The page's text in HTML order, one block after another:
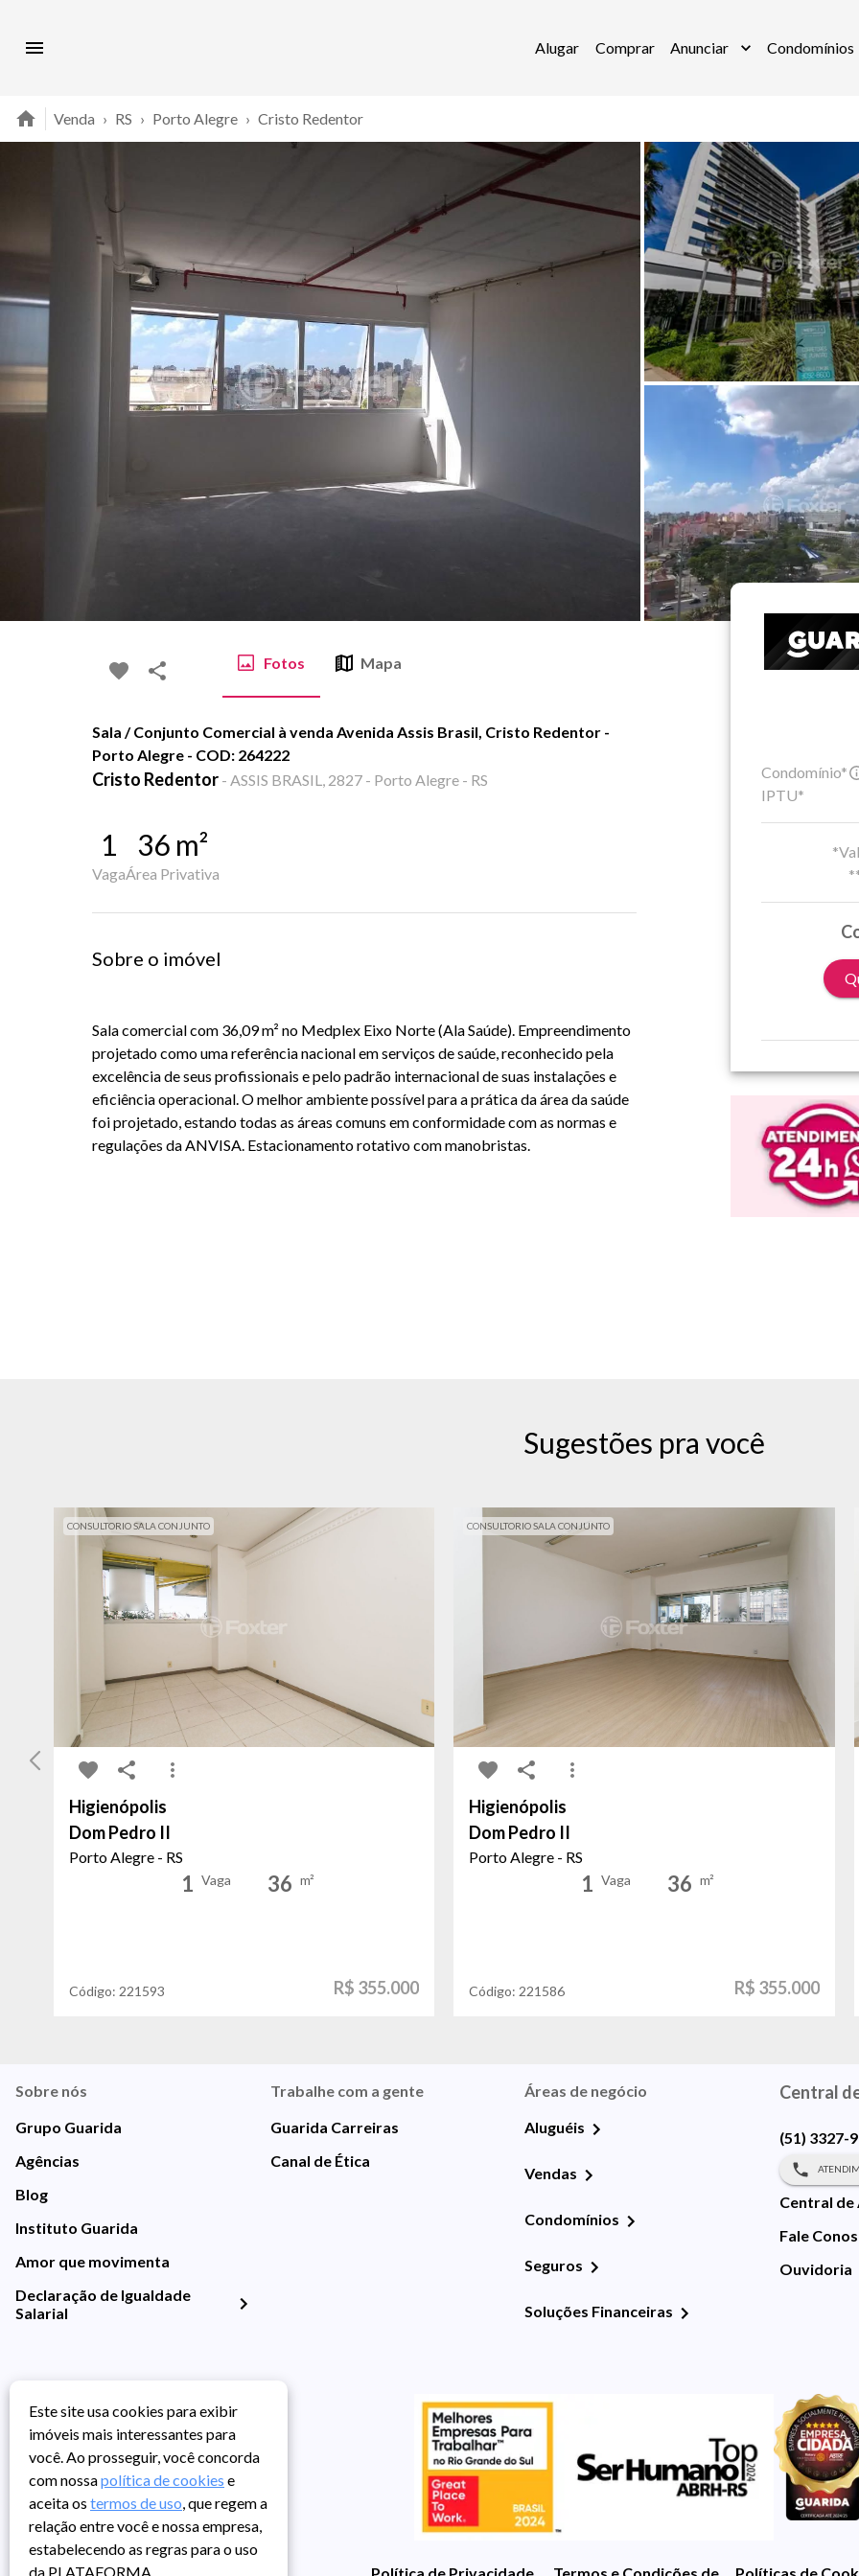
Alugar Comprar Anunciar Condomínios
Venda › RS › Porto Alegre › Cristo Redentor
Fotos Mapa
Sala / Conjunto Comercial à venda Avenida Assis Brasil, Cristo Redentor -
Porto Alegre - COD: 264222
Cristo Redentor - ASSIS BRASIL, 2827 - Porto Alegre - RS
1
Vaga
36 m²
Área Privativa
Sobre o imóvel
Sala comercial com 36,09 m² no Medplex Eixo Norte (Ala Saúde). Empreendimento
projetado como uma referência nacional em serviços de saúde, reconhecido pela
excelência de seus profissionais e pelo padrão internacional de suas instalações e
eficiência operacional. O melhor ambiente possível para a prática da área da saúde
foi projetado, estando todas as áreas comuns em conformidade com as normas e
regulações da ANVISA. Estacionamento rotativo com manobristas.
Condomínio*
IPTU*
Sugestões pra você
CONSULTORIO SALA CONJUNTO
Higienópolis
Dom Pedro II
Porto Alegre - RS
1 Vaga 36 m²
Código: 221593 R$ 355.000
CONSULTORIO SALA CONJUNTO
Higienópolis
Dom Pedro II
Porto Alegre - RS
1 Vaga 36 m²
Código: 221586 R$ 355.000
Sobre nós
Grupo Guarida
Agências
Blog
Instituto Guarida
Amor que movimenta
Declaração de Igualdade
Salarial
Trabalhe com a gente
Guarida Carreiras
Canal de Ética
Áreas de negócio
Aluguéis
Vendas
Condomínios
Seguros
Soluções Financeiras
Central
(51) 3327-
Central de
Fale
Ouvidoria
Política de Privacidade Termos e Condições de UsoPolíticas de
Este site usa cookies para exibir
imóveis mais interessantes para
você. Ao prosseguir, você concorda
com nossapolítica de cookies e
aceita os termos de uso, que regem a
relação entre você e nossa empresa,
estabelecendo as regras para o uso
da PLATAFORMA.